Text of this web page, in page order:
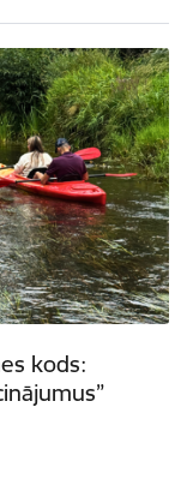
kods: